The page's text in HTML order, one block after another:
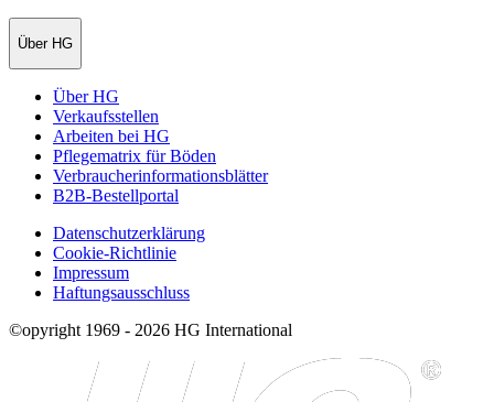
Über HG
Über HG
Verkaufsstellen
Arbeiten bei HG
Pflegematrix für Böden
Verbraucherinformationsblätter
B2B-Bestellportal
Datenschutzerklärung
Cookie-Richtlinie
Impressum
Haftungsausschluss
©opyright 1969 - 2026 HG International